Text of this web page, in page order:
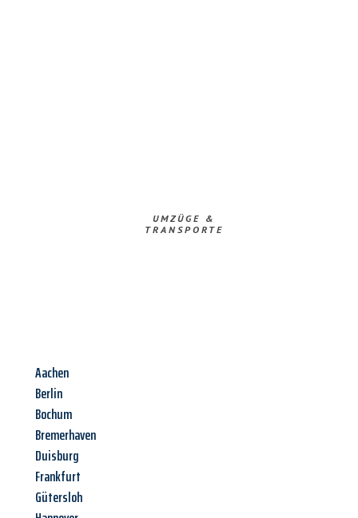
UMZÜGE &
TRANSPORTE
Aachen
Berlin
Bochum
Bremerhaven
Duisburg
Frankfurt
Gütersloh